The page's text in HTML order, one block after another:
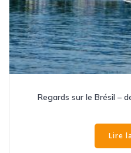
Regards sur le Brésil –
Lire